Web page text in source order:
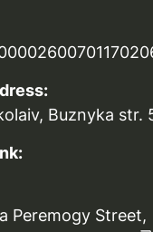
Buznyka str.
Peremogy Street,